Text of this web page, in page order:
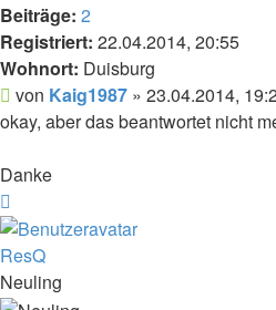
Beiträge: 2
Registriert: 22.04.2014, 20:55
Wohnort: Duisburg
Beitrag
von Kaig1987 » 23.04.2014,
okay, aber das beantwortet nicht
Danke
oben
ResQ
Neuling